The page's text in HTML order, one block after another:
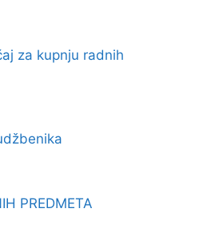
za kupnju radnih
PREDMETA